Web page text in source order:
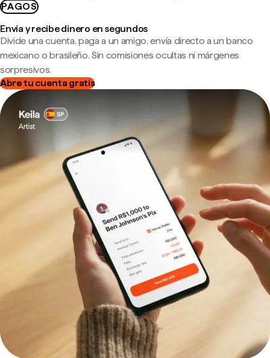
PAGOS
Envía y recibe dinero en segundos
Divide una cuenta, paga a un amigo, envía directo a un banco
mexicano o brasileño. Sin comisiones ocultas ni márgenes
sorpresivos.
Abre tu cuenta gratis